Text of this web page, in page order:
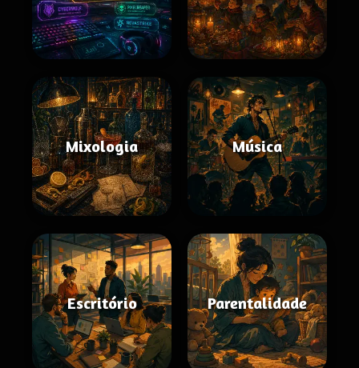
Mixologia Música
Escritório Parentalidade